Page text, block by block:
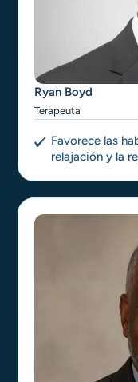
Ryan Boyd
Terapeuta
Favorece las
relajación y la